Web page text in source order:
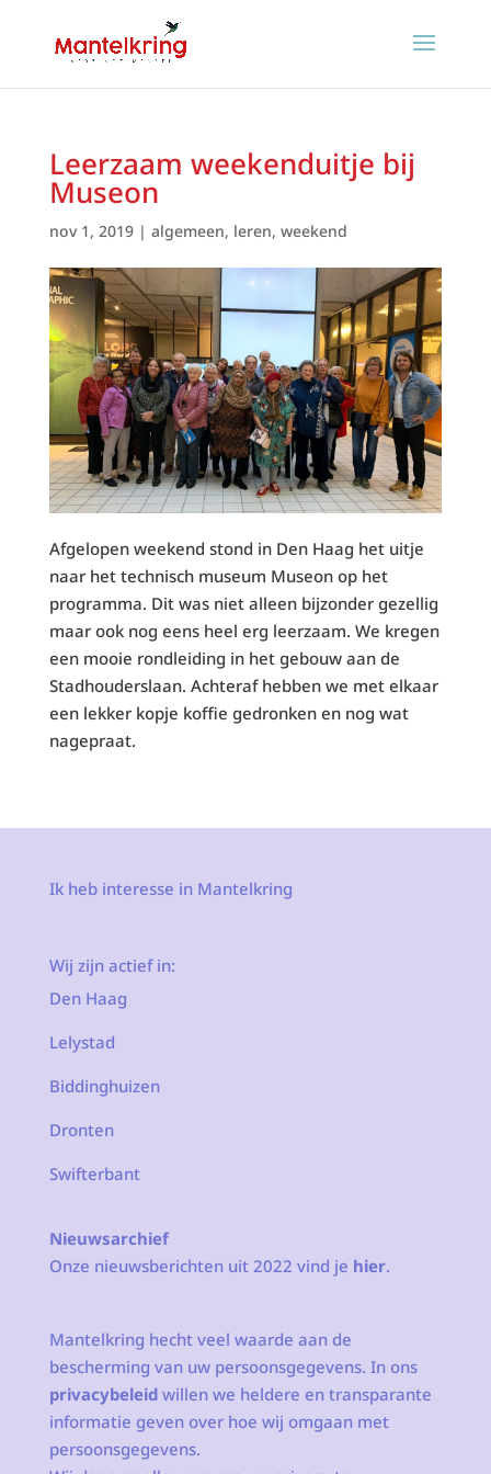
Leerzaam weekenduitje bij
Museon
nov 1, 2019| algemeen, leren, weekend
Afgelopen weekend stond in Den Haag het uitje
naar het technisch museum Museon op het
programma. Dit was niet alleen bijzonder gezellig
maar ook nog eens heel erg leerzaam. We kregen
een mooie rondleiding in het gebouw aan de
Stadhouderslaan. Achteraf hebben we met elkaar
een lekker kopje koffie gedronken en nog wat
nagepraat.
Ik heb interesse in Mantelkring
Wij zijn actief in:
Den Haag
Lelystad
Biddinghuizen
Dronten
Swifterbant
Nieuwsarchief
Onze nieuwsberichten uit 2022 vind je hier.
Mantelkring hecht veel waarde aan de
bescherming van uw persoonsgegevens. In ons
privacybeleidwillen we heldere en transparante
informatie geven over hoe wij omgaan met
persoonsgegevens.